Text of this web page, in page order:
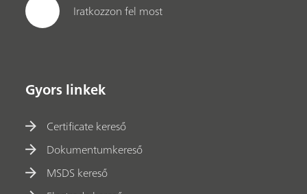
Iratkozzon fel most
Gyors linkek
Certificate kereső
Dokumentumkereső
MSDS kereső